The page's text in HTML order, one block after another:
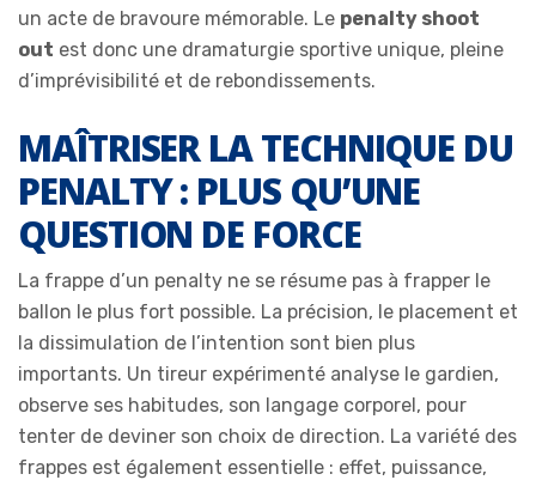
un acte de bravoure mémorable. Le penalty shoot
out est donc une dramaturgie sportive unique, pleine
d’imprévisibilité et de rebondissements.
MAÎTRISER LA TECHNIQUE DU
PENALTY : PLUS QU’UNE
QUESTION DE FORCE
La frappe d’un penalty ne se résume pas à frapper le
ballon le plus fort possible. La précision, le placement et
la dissimulation de l’intention sont bien plus
importants. Un tireur expérimenté analyse le gardien,
observe ses habitudes, son langage corporel, pour
tenter de deviner son choix de direction. La variété des
frappes est également essentielle : effet, puissance,